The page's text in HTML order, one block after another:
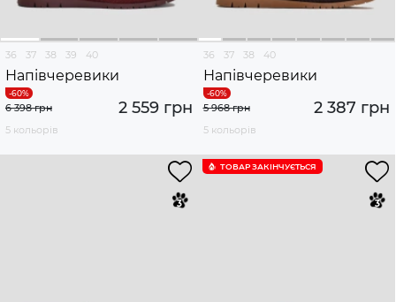
36 37 38 39 40
Напівчеревики
2 559 грн
6 398 грн
5 кольорів
36 37 38 40
Напівчеревики
2 387 грн
5 968 грн
5 кольорів
ТОВАР ЗАКІНЧУЄTЬСЯ